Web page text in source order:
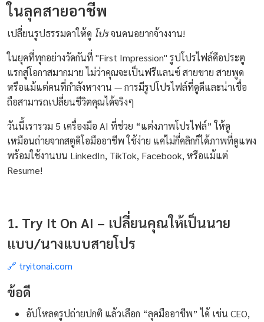
ในลุคสายอาชีพ
เปลี่ยนรูปธรรมดาให้ดู โปรจนคนอยากจ้างงาน!
ในยุคที่ทุกอย่างวัดกันที่ "First Impression" รูปโปรไฟล์คือประตู
แรกสู่โอกาสมากมาย ไม่ว่าคุณจะเป็นฟรีแลนซ์ สายขาย สายพูด
หรือแม้แต่คนที่กำลังหางาน — การมีรูปโปรไฟล์ที่ดูดีและน่าเชื่อ
ถือสามารถเปลี่ยนชีวิตคุณได้จริงๆ
วันนี้เรารวม 5 เครื่องมือ AI ที่ช่วย “แต่งภาพโปรไฟล์” ให้ดู
เหมือนถ่ายจากสตูดิโอมืออาชีพ ใช้ง่าย แค่ไม่กี่คลิกก็ได้ภาพที่ดูแพง
พร้อมใช้งานบน LinkedIn, TikTok, Facebook, หรือแม้แต่
Resume!
1. Try It On AI – เปลี่ยนคุณให้เป็นนาย
แบบ/นางแบบสายโปร
🔗 tryitonai.com
ข้อดี
อัปโหลดรูปถ่ายปกติ แล้วเลือก “ลุคมืออาชีพ” ได้ เช่น CEO,